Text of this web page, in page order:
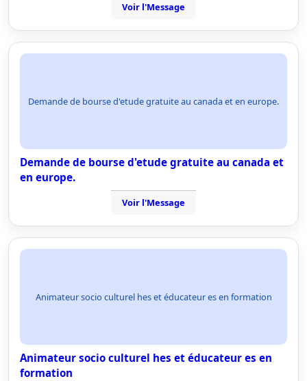
Voir l'Message
Demande de bourse d'etude gratuite au canada et en europe.
Demande de bourse d'etude gratuite au canada et
en europe.
Voir l'Message
Animateur socio culturel hes et éducateur es en formation
Animateur socio culturel hes et éducateur es en
formation